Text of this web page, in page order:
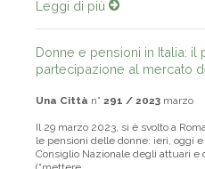
Leggi di più
Donne e pensioni in Italia: il
partecipazione al mercato
Una Città n° 291 / 2023 marzo
Il 29 marzo 2023, si è svolto a
le pensioni delle donne: ieri, oggi
Consiglio Nazionale degli attuari e